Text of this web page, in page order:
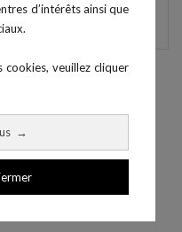
d’intérêts ainsi que
veuillez cliquer
→
de la même